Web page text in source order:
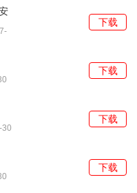
网络的情况下，依然能够
容。
追剧的大家庭。
，能够全身心地沉浸在影
盛宴。
面后，点击右下角的【我
下载
下载
30
下载
下载